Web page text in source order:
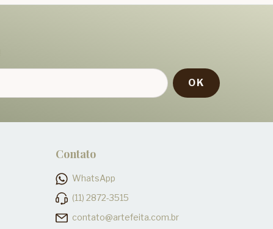
Contato
WhatsApp
(11) 2872-3515
contato@artefeita.com.br